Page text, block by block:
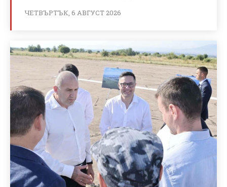
ЧЕТВЪРТЪК, 6 АВГУСТ 2026